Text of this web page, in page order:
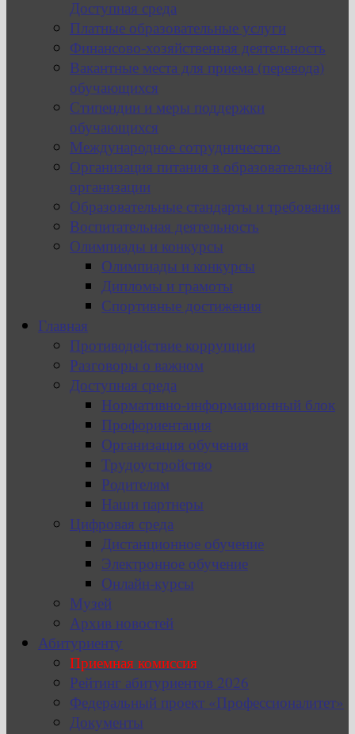
Доступная среда
Платные образовательные услуги
Финансово-хозяйственная деятельность
Вакантные места для приема (перевода)
обучающихся
Стипендии и меры поддержки
обучающихся
Международное сотрудничество
Организация питания в образовательной
организации
Образовательные стандарты и требования
Воспитательная деятельность
Олимпиады и конкурсы
Олимпиады и конкурсы
Дипломы и грамоты
Спортивные достижения
Главная
Противодействие коррупции
Разговоры о важном
Доступная среда
Нормативно-информационный блок
Профориентация
Организация обучения
Трудоустройство
Родителям
Наши партнеры
Цифровая среда
Дистанционное обучение
Электронное обучение
Онлайн-курсы
Музей
Архив новостей
Абитуриенту
Приемная комиссия
Рейтинг абитуриентов 2026
Федеральный проект «Профессионалитет»
Документы